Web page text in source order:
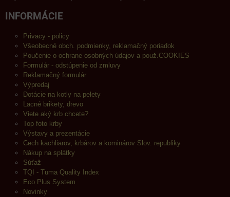
INFORMÁCIE
Privacy - policy
Všeobecné obch. podmienky, reklamačný poriadok
Poučenie o ochrane osobných údajov a použ.COOKIES
Formulár - odstúpenie od zmluvy
Reklamačný formulár
Výpredaj
Dotácie na kotly na pelety
Lacné brikety, drevo
Viete aký krb chcete?
Top foto krby
Výstavy a prezentácie
Cech kachliarov, krbárov a kominárov Slov. republiky
Nákup na splátky
Súťaž
TQI - Tuma Quality Index
Eco Plus System
Novinky